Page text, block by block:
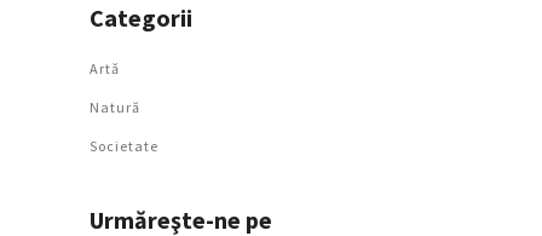
Categorii
Artǎ
Natură
Societate
Urmăreşte-ne pe